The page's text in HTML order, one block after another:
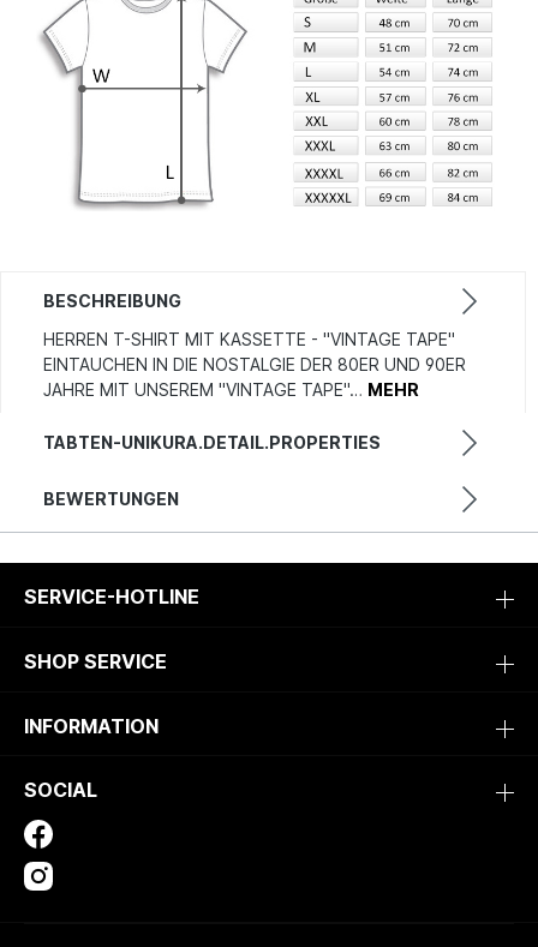
BESCHREIBUNG
HERREN T-SHIRT MIT KASSETTE - "VINTAGE TAPE"
EINTAUCHEN IN DIE NOSTALGIE DER 80ER UND 90ER
JAHRE MIT UNSEREM "VINTAGE TAPE"… MEHR
TABTEN-UNIKURA.DETAIL.PROPERTIES
BEWERTUNGEN
SERVICE-HOTLINE
SHOP SERVICE
INFORMATION
SOCIAL